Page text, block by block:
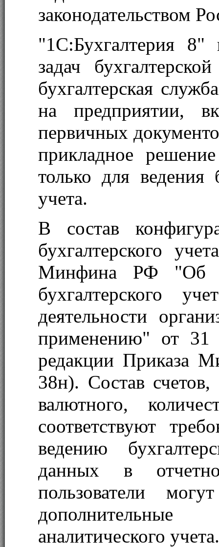
законодательством
"1С:Бухгалтерия 8"
задач
бухгалтерская
на предприятии,
первичных
прикладное
только для ведения
учета.
В состав
бухгалтерского
Минфина РФ "Об
бухгалтерского
деятельности
применению" от
редакции Приказа
38н). Состав счетов,
валютного,
соответствуют
ведению
данных в
пользователи
аналитического учета.